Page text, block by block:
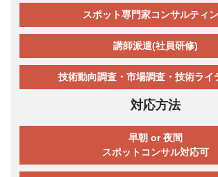
スポット専門家コンサルティ
講師派遣(社員研修)
技術動向調査・市場調査・技術ライ
対応方法
早朝 or 夜間
スポットコンサル対応可